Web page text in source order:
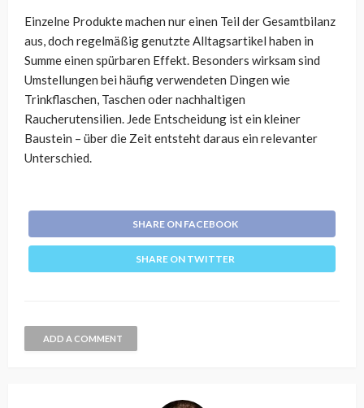
Einzelne Produkte machen nur einen Teil der Gesamtbilanz
aus, doch regelmäßig genutzte Alltagsartikel haben in
Summe einen spürbaren Effekt. Besonders wirksam sind
Umstellungen bei häufig verwendeten Dingen wie
Trinkflaschen, Taschen oder nachhaltigen
Raucherutensilien. Jede Entscheidung ist ein kleiner
Baustein – über die Zeit entsteht daraus ein relevanter
Unterschied.
SHARE ON FACEBOOK
SHARE ON TWITTER
ADD A COMMENT